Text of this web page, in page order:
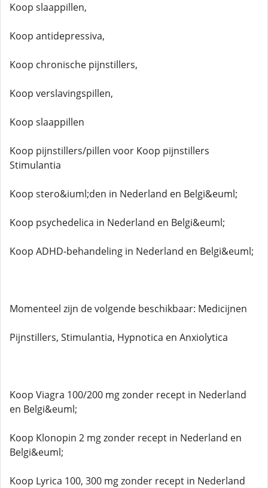
Koop slaappillen,
Koop antidepressiva,
Koop chronische pijnstillers,
Koop verslavingspillen,
Koop slaappillen
Koop pijnstillers/pillen voor Koop pijnstillers
Stimulantia
Koop stero&iuml;den in Nederland en Belgi&euml;
Koop psychedelica in Nederland en Belgi&euml;
Koop ADHD-behandeling in Nederland en Belgi&euml;
Momenteel zijn de volgende beschikbaar: Medicijnen
Pijnstillers, Stimulantia, Hypnotica en Anxiolytica
Koop Viagra 100/200 mg zonder recept in Nederland
en Belgi&euml;
Koop Klonopin 2 mg zonder recept in Nederland en
Belgi&euml;
Koop Lyrica 100, 300 mg zonder recept in Nederland